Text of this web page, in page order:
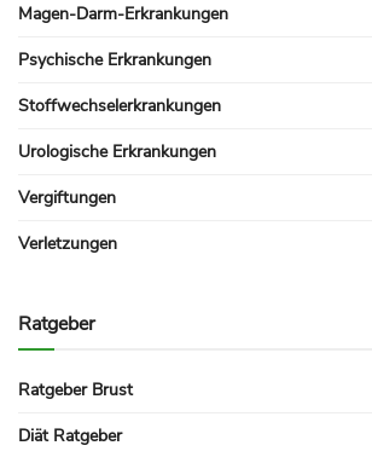
Magen-Darm-Erkrankungen
Psychische Erkrankungen
Stoffwechselerkrankungen
Urologische Erkrankungen
Vergiftungen
Verletzungen
Ratgeber
Ratgeber Brust
Diät Ratgeber